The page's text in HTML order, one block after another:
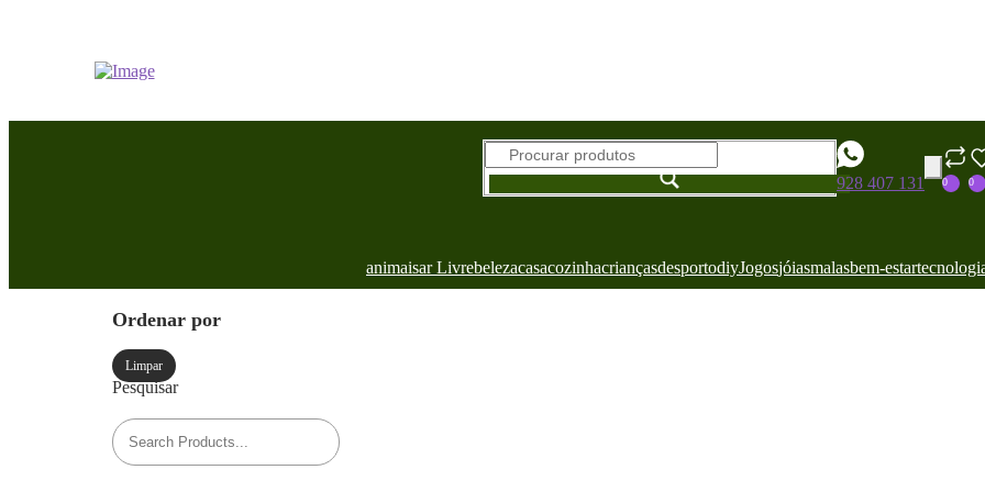
928 407 131 0 0
animaisar LivrebelezacasacozinhacriançasdesportodiyJogosjóiasmalasbem-estar
Ordenar por
Limpar
Pesquisar